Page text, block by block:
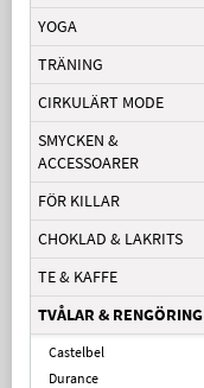
YOGA
TRÄNING
CIRKULÄRT MODE
SMYCKEN &
ACCESSOARER
FÖR KILLAR
CHOKLAD & LAKRITS
TE & KAFFE
TVÅLAR & RENGÖRING
Castelbel
Durance